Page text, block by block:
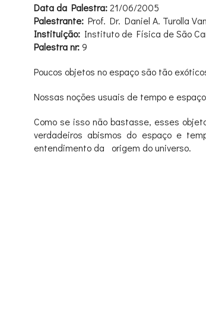
Data da Palestra:21/06/2005
Palestrante: Prof. Dr. Daniel A. Turolla
Instituição: Instituto de Física de São
Palestra nr:9
Poucos objetos no espaço são tão
Nossas noções usuais de tempo e
Como se isso não bastasse, esses
verdadeiros abismos do espaço e
entendimento da origem do universo.